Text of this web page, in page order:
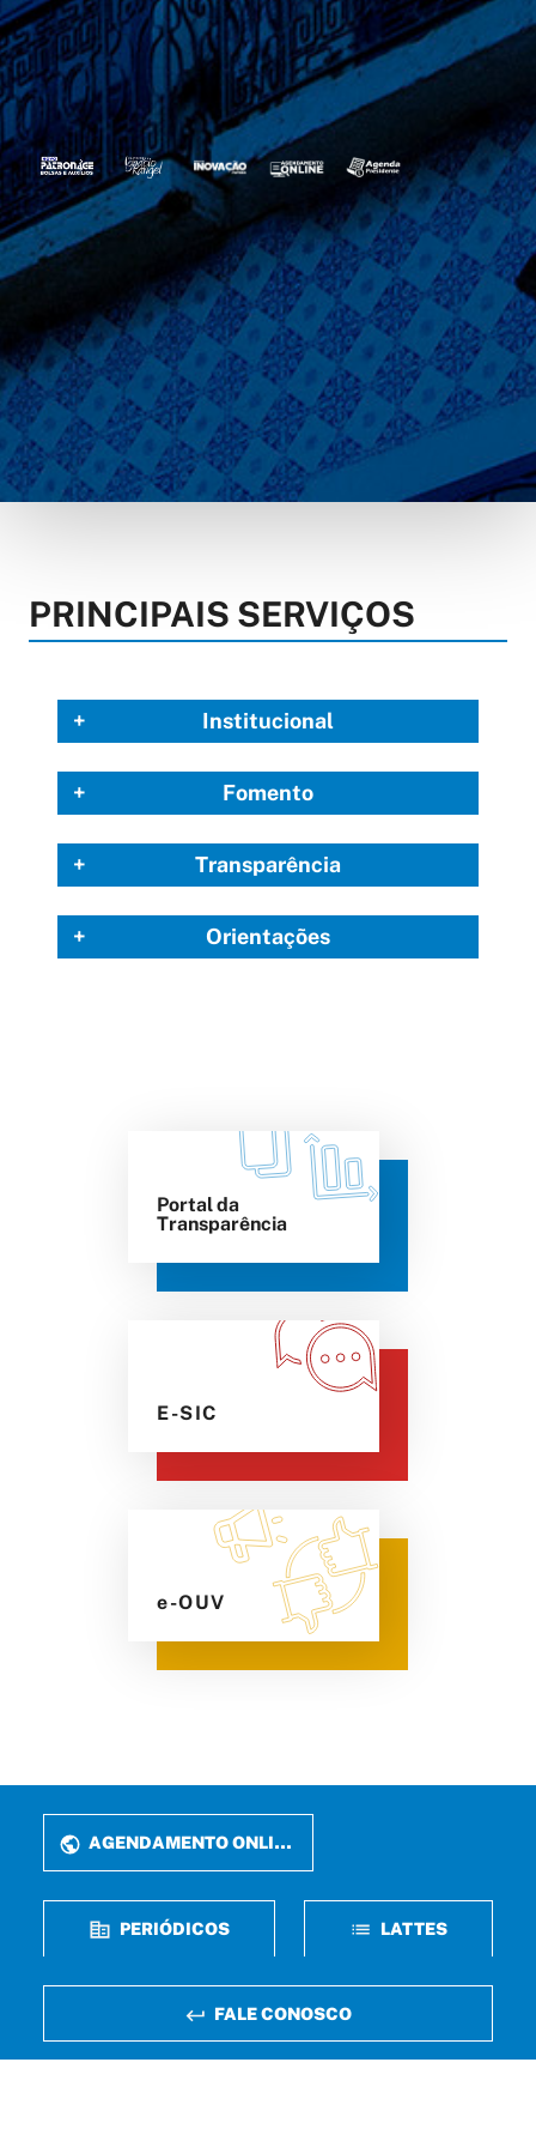
PRINCIPAIS SERVIÇOS
Institucional
Fomento
Transparência
Orientações
Portal da
Transparência
E-SIC
e-OUV
AGENDAMENTO ONLINE
PERIÓDICOS LATTES
FALE CONOSCO